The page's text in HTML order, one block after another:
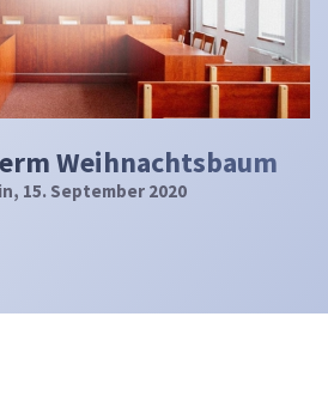
Weihnachtsbaum
, 15. September 2020